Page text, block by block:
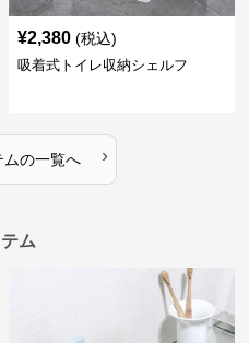
¥2,380 (税込)
吸着式トイレ収納シェルフ
ムの一覧へ ›
ム